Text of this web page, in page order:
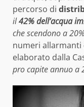
percorso di
il42% dell’acqua
che scendono a
numeri allarmanti
elaborato dalla
pro capite annuo a